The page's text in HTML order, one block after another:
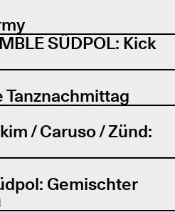
SÜDPOL: Kick
Tanznachmittag
/ Caruso / Zünd:
Gemischter